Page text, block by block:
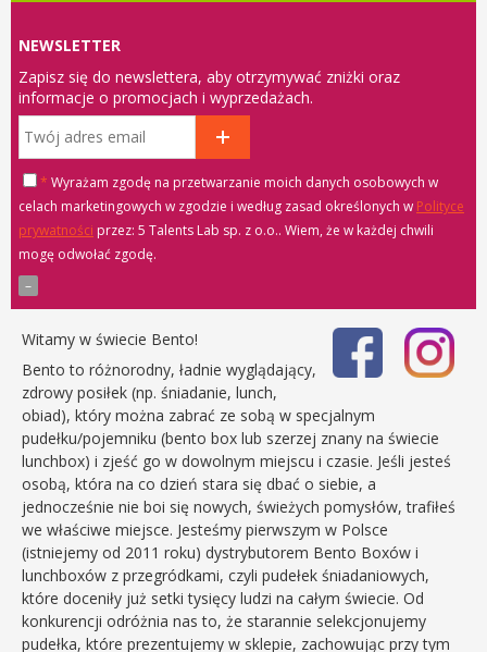
NEWSLETTER
Zapisz się do newslettera, aby otrzymywać zniżki oraz
informacje o promocjach i wyprzedażach.
* Wyrażam zgodę na przetwarzanie moich danych osobowych w
celach marketingowych w zgodzie i według zasad określonych w Polityce
prywatności
przez: 5 Talents Lab sp. z o.o.. Wiem, że w każdej chwili
mogę odwołać zgodę.
Witamy w świecie Bento!
Bento to różnorodny, ładnie wyglądający,
zdrowy posiłek (np. śniadanie, lunch,
obiad), który można zabrać ze sobą w specjalnym
pudełku/pojemniku (bento box lub szerzej znany na świecie
lunchbox) i zjeść go w dowolnym miejscu i czasie. Jeśli jesteś
osobą, która na co dzień stara się dbać o siebie, a
jednocześnie nie boi się nowych, świeżych pomysłów, trafiłeś
we właściwe miejsce. Jesteśmy pierwszym w Polsce
(istniejemy od 2011 roku) dystrybutorem Bento Boxów i
lunchboxów z przegródkami, czyli pudełek śniadaniowych,
które doceniły już setki tysięcy ludzi na całym świecie. Od
konkurencji odróżnia nas to, że starannie selekcjonujemy
pudełka, które prezentujemy w sklepie, zachowując przy tym